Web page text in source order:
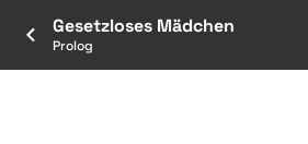
Gesetzloses Mädchen
Prolog